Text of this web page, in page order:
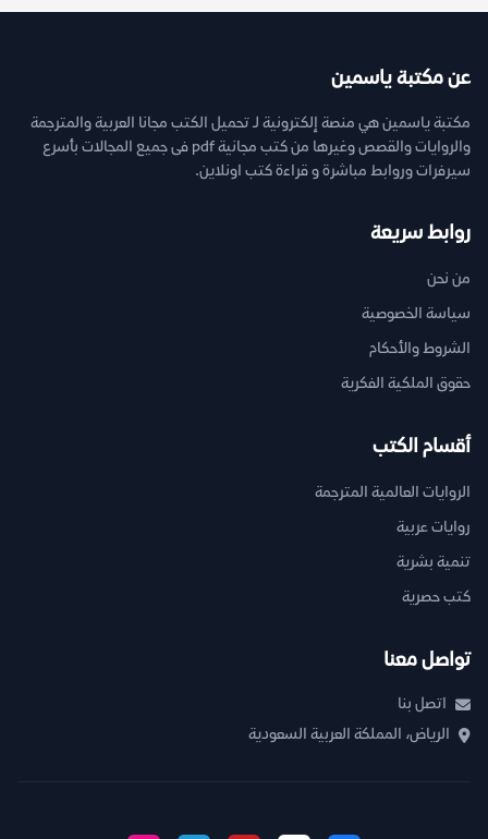
عن مكتبة ياسمين
مكتبة ياسمين هي منصة إلكترونية لـ تحميل الكتب مجانا العربية والمترجمة
والروايات والقصص وغيرها من كتب مجانية pdf فى جميع المجالات بأسرع
سيرفرات وروابط مباشرة و قراءة كتب اونلاين.
روابط سريعة
من نحن
سياسة الخصوصية
الشروط والأحكام
حقوق الملكية الفكرية
أقسام الكتب
الروايات العالمية المترجمة
روايات عربية
تنمية بشرية
كتب حصرية
تواصل معنا
اتصل بنا
الرياض، المملكة العربية السعودية